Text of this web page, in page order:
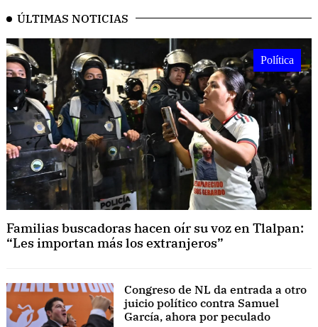
ÚLTIMAS NOTICIAS
Política
Familias buscadoras hacen oír su voz en Tlalpan:
“Les importan más los extranjeros”
Congreso de NL da entrada a otro
juicio político contra Samuel
García, ahora por peculado